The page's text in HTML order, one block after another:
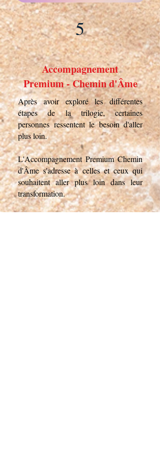
5
Accompagnement
Premium - Chemin d'Âme
Après avoir exploré les différentes
étapes de la trilogie, certaines
personnes ressentent le besoin d'aller
plus loin.
L'Accompagnement Premium Chemin
d'Âme s'adresse à celles et ceux qui
souhaitent aller plus loin dans leur
transformation.